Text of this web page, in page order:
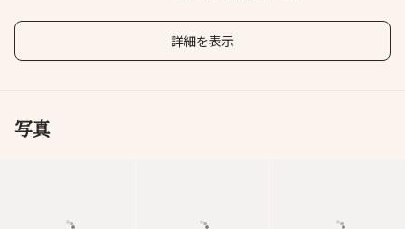
詳細を表示
写真